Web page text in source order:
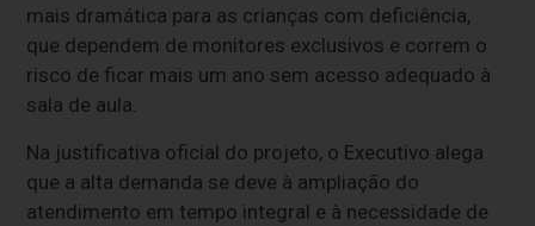
mais dramática para as crianças com deficiência,
que dependem de monitores exclusivos e correm o
risco de ficar mais um ano sem acesso adequado à
sala de aula.
Na justificativa oficial do projeto, o Executivo alega
que a alta demanda se deve à ampliação do
atendimento em tempo integral e à necessidade de